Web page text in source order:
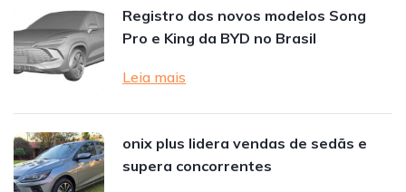
Registro dos novos modelos Song
Pro e King da BYD no Brasil
Leia mais
onix plus lidera vendas de sedãs e
supera concorrentes